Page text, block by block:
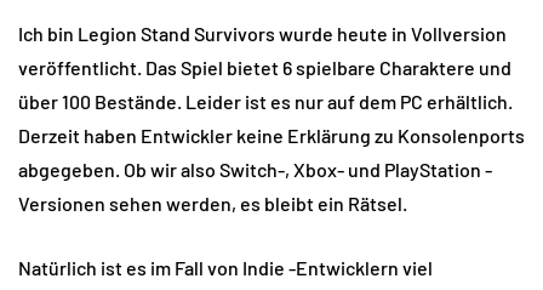
Ich bin Legion Stand Survivors wurde heute in Vollversion
veröffentlicht. Das Spiel bietet 6 spielbare Charaktere und
über 100 Bestände. Leider ist es nur auf dem PC erhältlich.
Derzeit haben Entwickler keine Erklärung zu Konsolenports
abgegeben. Ob wir also Switch-, Xbox- und PlayStation -
Versionen sehen werden, es bleibt ein Rätsel.
Natürlich ist es im Fall von Indie -Entwicklern viel